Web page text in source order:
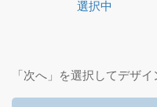
選択中
「次へ」を選択してデザ